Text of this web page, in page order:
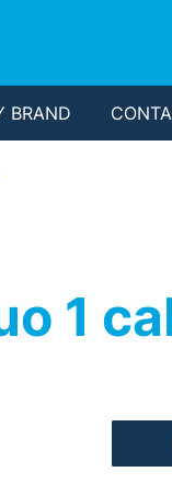
BRAND
1